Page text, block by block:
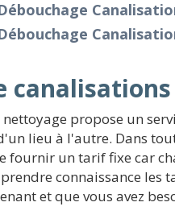
propose un
lieu à l'autre. Dans
un tarif fixe car
connaissance les
et que vous avez